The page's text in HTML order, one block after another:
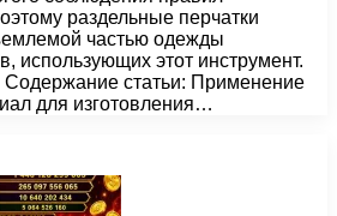
раздельные перчатки
частью одежды
использующих этот инструмент.
Содержание статьи: Применение
для изготовления…